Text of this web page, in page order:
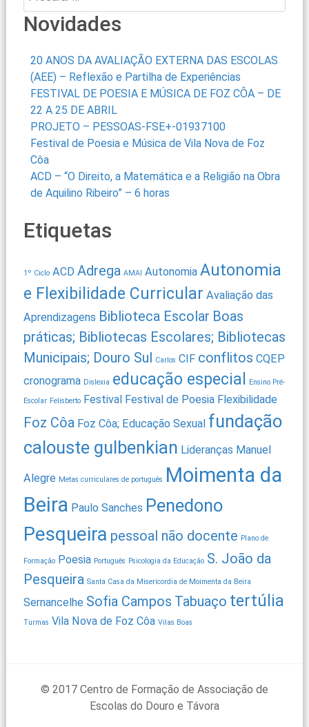
Novidades
20 ANOS DA AVALIAÇÃO EXTERNA DAS ESCOLAS
(AEE) – Reflexão e Partilha de Experiências
FESTIVAL DE POESIA E MÚSICA DE FOZ CÔA – DE
22 A 25 DE ABRIL
PROJETO – PESSOAS-FSE+-01937100
Festival de Poesia e Música de Vila Nova de Foz
Côa
ACD – “O Direito, a Matemática e a Religião na Obra
de Aquilino Ribeiro” – 6 horas
Etiquetas
1º Ciclo ACD Adrega AMAI Autonomia Autonomia
e Flexibilidade Curricular Avaliação das
Aprendizagens Biblioteca Escolar Boas
práticas; Bibliotecas Escolares; Bibliotecas
Municipais; Douro Sul
Carlos CIF conflitos CQEP
cronograma Dislexia educação especial Ensino Pré-
Escolar Felisberto Festival Festival de Poesia Flexibilidade
Foz Côa Foz Côa; Educação Sexual fundação
calouste gulbenkian Lideranças Manuel
Alegre Metas curriculares de português Moimenta da
Beira Paulo Sanches Penedono
Pesqueira pessoal não docente Plano de
Formação Poesia Português Psicologia da Educação S. João da
Pesqueira Santa Casa da Misericordia de Moimenta da Beira
Sernancelhe Sofia Campos Tabuaço tertúlia
Turmas Vila Nova de Foz Côa Vilas Boas
© 2017 Centro de Formação de Associação de
Escolas do Douro e Távora